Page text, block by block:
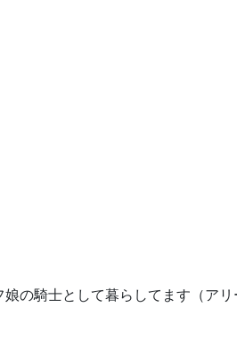
の騎士として暮らしてます（アリ